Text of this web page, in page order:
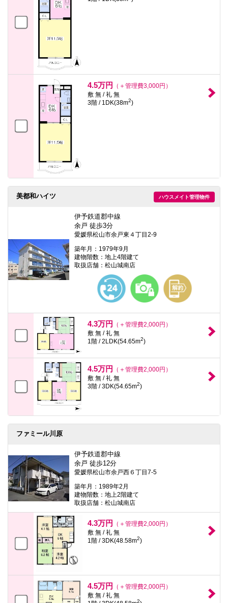
4.5万円
（＋管理費3,000円）
敷 無 / 礼 無
3階 / 1DK(38m2)
ハウスメイト管理物件
美都和ハイツ
伊予鉄道郡中線
余戸 徒歩3分
愛媛県松山市余戸東４丁目2-9
築年月：1979年9月
建物階数：地上4階建て
取扱店舗：松山城南店
4.3万円
（＋管理費2,000円）
敷 無 / 礼 無
1階 / 2LDK(54.65m2)
4.5万円
（＋管理費2,000円）
敷 無 / 礼 無
3階 / 3DK(54.65m2)
ファミール川原
伊予鉄道郡中線
余戸 徒歩12分
愛媛県松山市余戸西６丁目7-5
築年月：1989年2月
建物階数：地上2階建て
取扱店舗：松山城南店
4.3万円
（＋管理費2,000円）
敷 無 / 礼 無
1階 / 3DK(48.58m2)
4.5万円
（＋管理費2,000円）
敷 無 / 礼 無
2